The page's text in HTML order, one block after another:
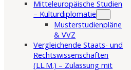
Mitteleuropäische Studien
– Kulturdiplomatie
Musterstudienpläne
& VVZ
Vergleichende Staats- und
Rechtswissenschaften
(LL.M.) – Zulassung mit